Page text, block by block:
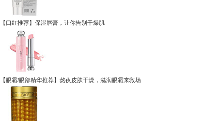
【口红推荐】保湿唇膏，让你告别干燥肌
【眼霜/眼部精华推荐】熬夜皮肤干燥，滋润眼霜来救场